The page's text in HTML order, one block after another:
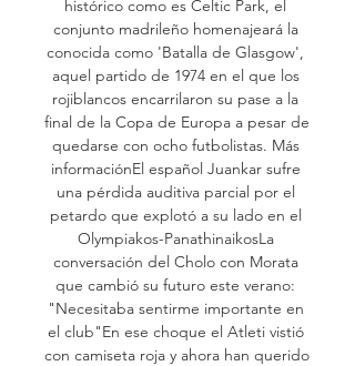
histórico como es Celtic Park, el
conjunto madrileño homenajeará la
conocida como 'Batalla de Glasgow',
aquel partido de 1974 en el que los
rojiblancos encarrilaron su pase a la
final de la Copa de Europa a pesar de
quedarse con ocho futbolistas. Más
informaciónEl español Juankar sufre
una pérdida auditiva parcial por el
petardo que explotó a su lado en el
Olympiakos-PanathinaikosLa
conversación del Cholo con Morata
que cambió su futuro este verano:
"Necesitaba sentirme importante en
el club"En ese choque el Atleti vistió
con camiseta roja y ahora han querido